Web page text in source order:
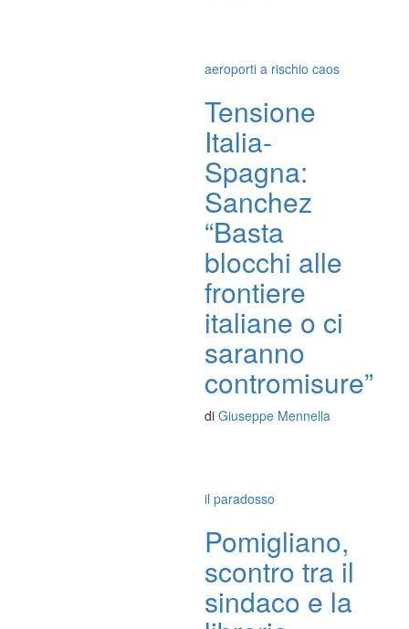
aeroporti a rischio caos
Tensione
Italia-
Spagna:
Sanchez
“Basta
blocchi alle
frontiere
italiane o ci
saranno
contromisure”
di Giuseppe Mennella
il paradosso
Pomigliano,
scontro tra il
sindaco e la